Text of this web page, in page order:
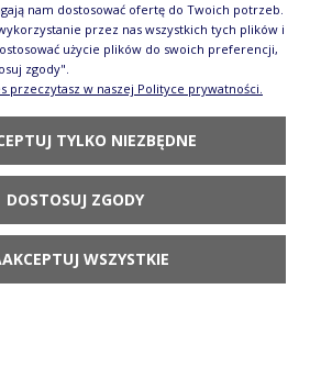
nam dostosować ofertę do Twoich potrzeb.
przez nas wszystkich tych plików i
użycie plików do swoich preferencji,
zgody".
przeczytasz w naszej Polityce prywatności.
TYLKO NIEZBĘDNE
DOSTOSUJ ZGODY
WSZYSTKIE